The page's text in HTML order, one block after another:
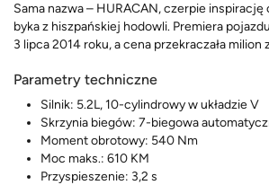
Sama nazwa – HURACAN, czerpie
byka z hiszpańskiej hodowli. Premiera
3 lipca 2014 roku, a cena przekraczała milion
Parametry techniczne
Silnik: 5.2L, 10-cylindrowy w układzie V
Skrzynia biegów: 7-biegowa
Moment obrotowy: 540 Nm
Moc maks.: 610 KM
Przyspieszenie: 3,2 s